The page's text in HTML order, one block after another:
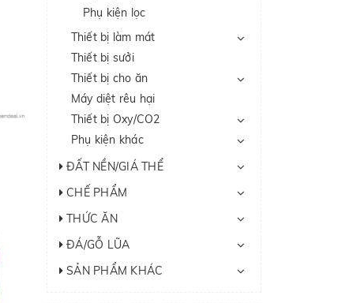
Phụ kiện lọc
Thiết bị làm mát
Thiết bị sưởi
Thiết bị cho ăn
Máy diệt rêu hại
Thiết bị Oxy/CO2
Phụ kiện khác
ĐẤT NỀN/GIÁ THỂ
CHẾ PHẨM
THỨC ĂN
ĐÁ/GỖ LŨA
SẢN PHẨM KHÁC